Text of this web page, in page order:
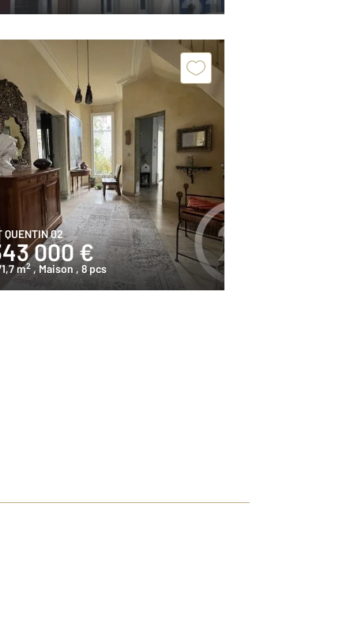
QUENTIN 02
000 €
m2 , Maison, 8 pcs